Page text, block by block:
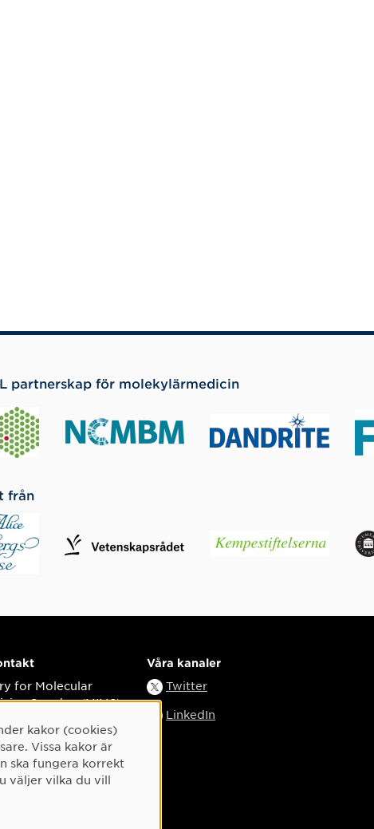
partnerskap för molekylärmedicin
från
for Molecular
Sweden (MIMS)
6K och 6L
Våra kanaler
Twitter
LinkedIn
kakor (cookies)
Vissa kakor är
ska fungera korrekt
väljer vilka du vill